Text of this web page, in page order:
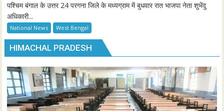
पश्चिम बंगाल के उत्तर 24 परगना जिले के मध्यग्राम में बुधवार रात भाजपा नेता शुभेंदु
अधिकारी...
National News West Bengal
HIMACHAL PRADESH